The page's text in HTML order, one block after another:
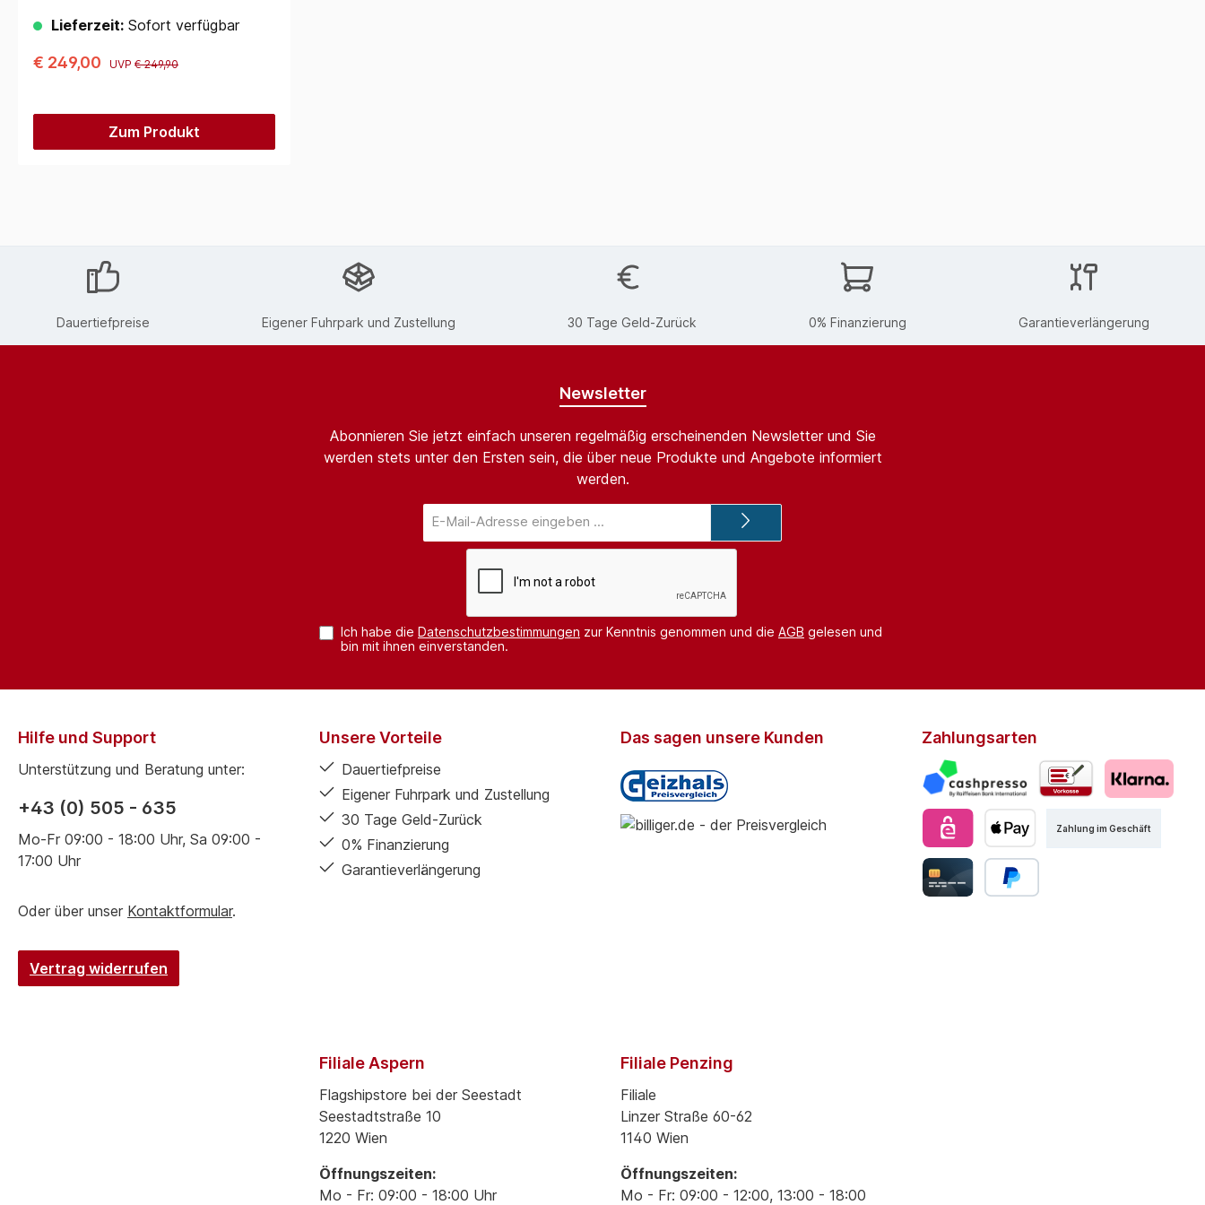
Lieferzeit: Sofort verfügbar
€ 249,00 UVP € 249,90
Zum Produkt
Dauertiefpreise Eigener Fuhrpark und Zustellung 30 Tage Geld-Zurück 0% Finanzierung Garantieverlängerung
Newsletter
Abonnieren Sie jetzt einfach unseren regelmäßig erscheinenden Newsletter und Sie
werden stets unter den Ersten sein, die über neue Produkte und Angebote informiert
werden.
Mail-
Adresse*
Ich habe die Datenschutzbestimmungen zur Kenntnis genommen und die AGB gelesen und
bin mit ihnen einverstanden.
Hilfe und Support
Unterstützung und Beratung unter:
+43 (0) 505 - 635
Mo-Fr 09:00 - 18:00 Uhr, Sa 09:00 -
17:00 Uhr
Oder über unser Kontaktformular.
Vertrag widerrufen
Unsere Vorteile
Dauertiefpreise
Eigener Fuhrpark und Zustellung
30 Tage Geld-Zurück
0% Finanzierung
Garantieverlängerung
Das sagen unsere Kunden Zahlungsarten
Zahlung im Geschäft
Filiale Aspern
Flagshipstore bei der Seestadt
Seestadtstraße 10
1220 Wien
Öffnungszeiten:
Mo - Fr: 09:00 - 18:00 Uhr
Filiale Penzing
Filiale
Linzer Straße 60-62
1140 Wien
Öffnungszeiten:
Mo - Fr: 09:00 - 12:00, 13:00 - 18:00